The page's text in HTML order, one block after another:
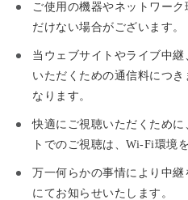
ご使用の機器やネットワー
だけない場合がございます。
当ウェブサイトやライブ中
いただくための通信料につ
なります。
快適にご視聴いただくため
トでのご視聴は、Wi-Fi環境
万一何らかの事情により中
にてお知らせいたします。